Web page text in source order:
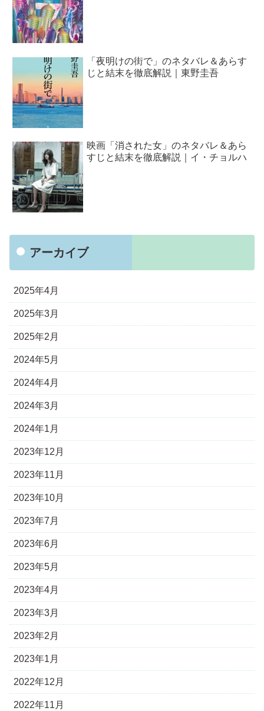
「夜明けの街で」のネタバレ＆あらす
じと結末を徹底解説｜東野圭吾
映画「消された女」のネタバレ＆あら
すじと結末を徹底解説｜イ・チョルハ
アーカイブ
2025年4月
2025年3月
2025年2月
2024年5月
2024年4月
2024年3月
2024年1月
2023年12月
2023年11月
2023年10月
2023年7月
2023年6月
2023年5月
2023年4月
2023年3月
2023年2月
2023年1月
2022年12月
2022年11月